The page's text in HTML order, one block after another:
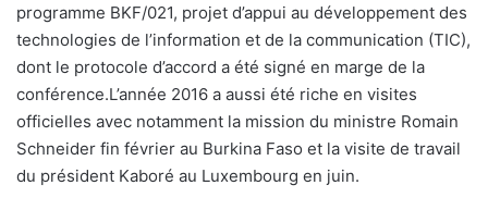
programme BKF/021, projet d’appui au développement des
technologies de l’information et de la communication (TIC),
dont le protocole d’accord a été signé en marge de la
conférence.L’année 2016 a aussi été riche en visites
officielles avec notamment la mission du ministre Romain
Schneider fin février au Burkina Faso et la visite de travail
du président Kaboré au Luxembourg en juin.